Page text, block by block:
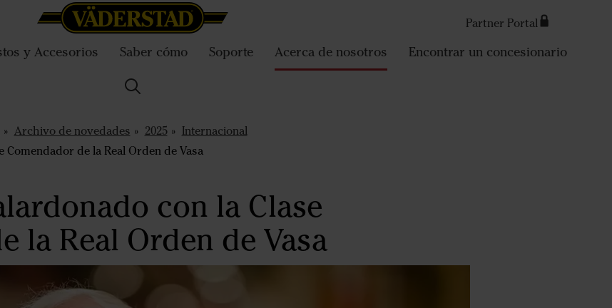
Partner Portal
y Accesorios Saber cómo Soporte Acerca de nosotros Encontrar un concesionario
Search
Archivo de novedades 2025
Internacional
de la Real Orden de Vasa
con la Clase
la Real Orden de Vasa